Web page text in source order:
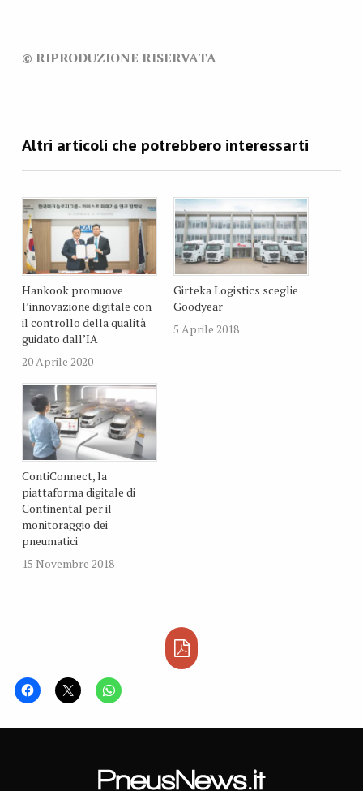
© RIPRODUZIONE RISERVATA
Hankook promuove
l’innovazione digitale con
il controllo della qualità
guidato dall’IA
20 Aprile 2020
Girteka Logistics sceglie
Goodyear
5 Aprile 2018
ContiConnect, la
piattaforma digitale di
Continental per il
monitoraggio dei
pneumatici
15 Novembre 2018